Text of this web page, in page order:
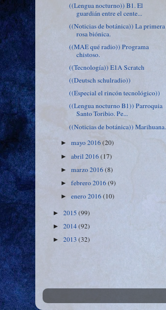
((Lengua nocturno)) B1. El
guardián entre el cente...
((Noticias de botánica)) La primera
rosa biónica.
((MAE qué radio)) Programa
chistoso.
((Tecnología)) E1A Scratch
((Deutsch schulradio))
((Especial el rincón tecnológico))
((Lengua nocturno B1)) Parroquia
Santo Toribio. Pe...
((Noticias de botánica)) Marihuana.
►mayo 2016(20)
►abril 2016(17)
►marzo 2016(8)
►febrero 2016(9)
►enero 2016(10)
► 2015 (99)
► 2014(92)
► 2013 (32)